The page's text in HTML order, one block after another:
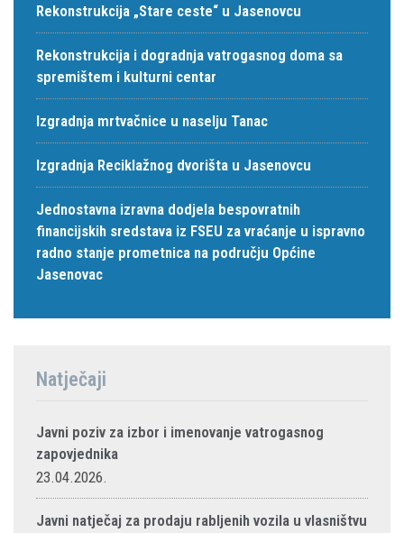
Rekonstrukcija „Stare ceste“ u Jasenovcu
Rekonstrukcija i dogradnja vatrogasnog doma sa
spremištem i kulturni centar
Izgradnja mrtvačnice u naselju Tanac
Izgradnja Reciklažnog dvorišta u Jasenovcu
Jednostavna izravna dodjela bespovratnih
financijskih sredstava iz FSEU za vraćanje u ispravno
radno stanje prometnica na području Općine
Jasenovac
Natječaji
Javni poziv za izbor i imenovanje vatrogasnog
zapovjednika
23.04.2026.
Javni natječaj za prodaju rabljenih vozila u vlasništvu